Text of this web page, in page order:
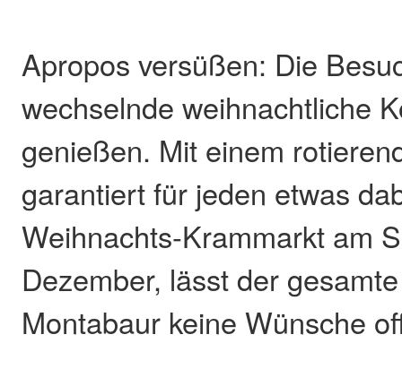
Apropos versüßen: Die
wechselnde weihnachtliche
genießen. Mit einem
garantiert für jeden etwas
Weihnachts-Krammarkt am
Dezember, lässt der
Montabaur keine Wünsche